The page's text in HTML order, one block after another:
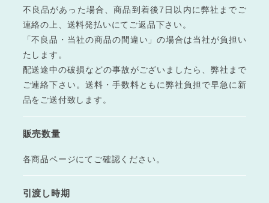
不良品があった場合、商品到着後7日以内に弊社までご
連絡の上、送料発払いにてご返品下さい。
「不良品・当社の商品の間違い」の場合は当社が負担い
たします。
配送途中の破損などの事故がございましたら、弊社まで
ご連絡下さい。送料・手数料ともに弊社負担で早急に新
品をご送付致します。
販売数量
各商品ページにてご確認ください。
引渡し時期